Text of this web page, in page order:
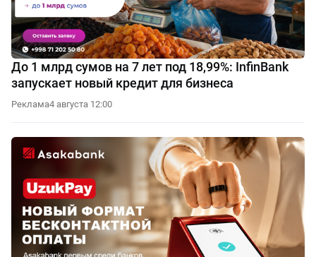
До 1 млрд сумов на 7 лет под 18,99%: InfinBank
запускает новый кредит для бизнеса
Реклама4 августа 12:00